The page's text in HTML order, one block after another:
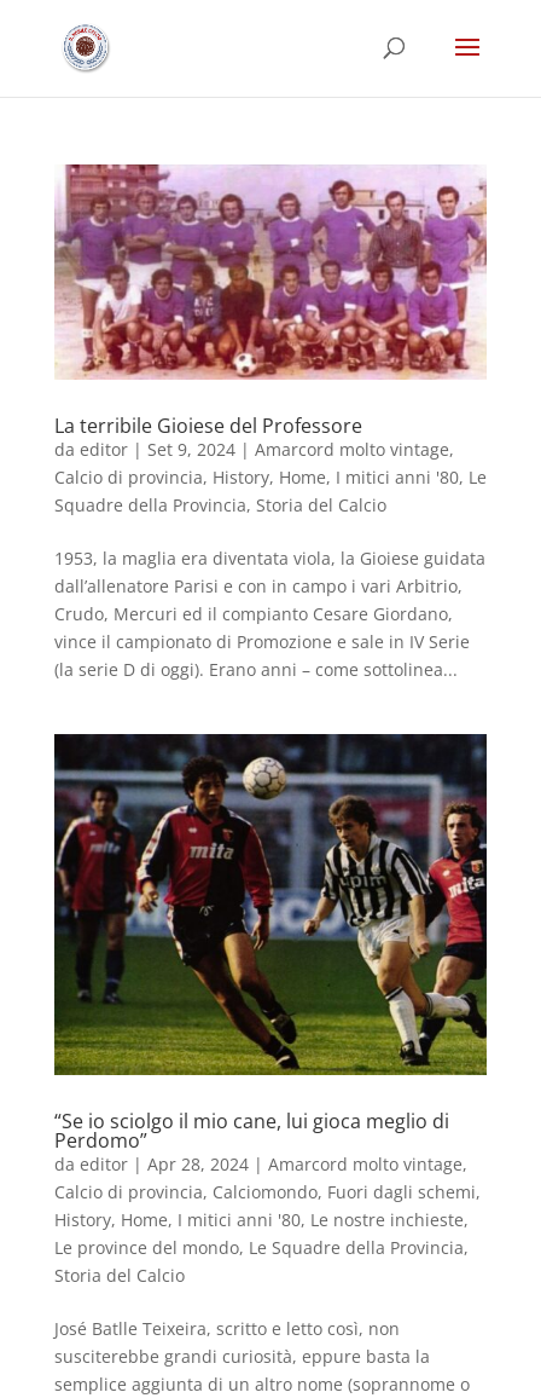
La terribile Gioiese del Professore
da editor| Set 9, 2024| Amarcord molto vintage,
Calcio di provincia, History, Home, I mitici anni '80, Le
Squadre della Provincia, Storia del Calcio
1953, la maglia era diventata viola, la Gioiese guidata
dall’allenatore Parisi e con in campo i vari Arbitrio,
Crudo, Mercuri ed il compianto Cesare Giordano,
vince il campionato di Promozione e sale in IV Serie
(la serie D di oggi). Erano anni – come sottolinea...
“Se io sciolgo il mio cane, lui gioca meglio di
Perdomo”
da editor| Apr 28, 2024| Amarcord molto vintage,
Calcio di provincia, Calciomondo, Fuori dagli schemi,
History, Home, I mitici anni '80, Le nostre inchieste,
Le province del mondo, Le Squadre della Provincia,
Storia del Calcio
José Batlle Teixeira, scritto e letto così, non
susciterebbe grandi curiosità, eppure basta la
semplice aggiunta di un altro nome (soprannome o